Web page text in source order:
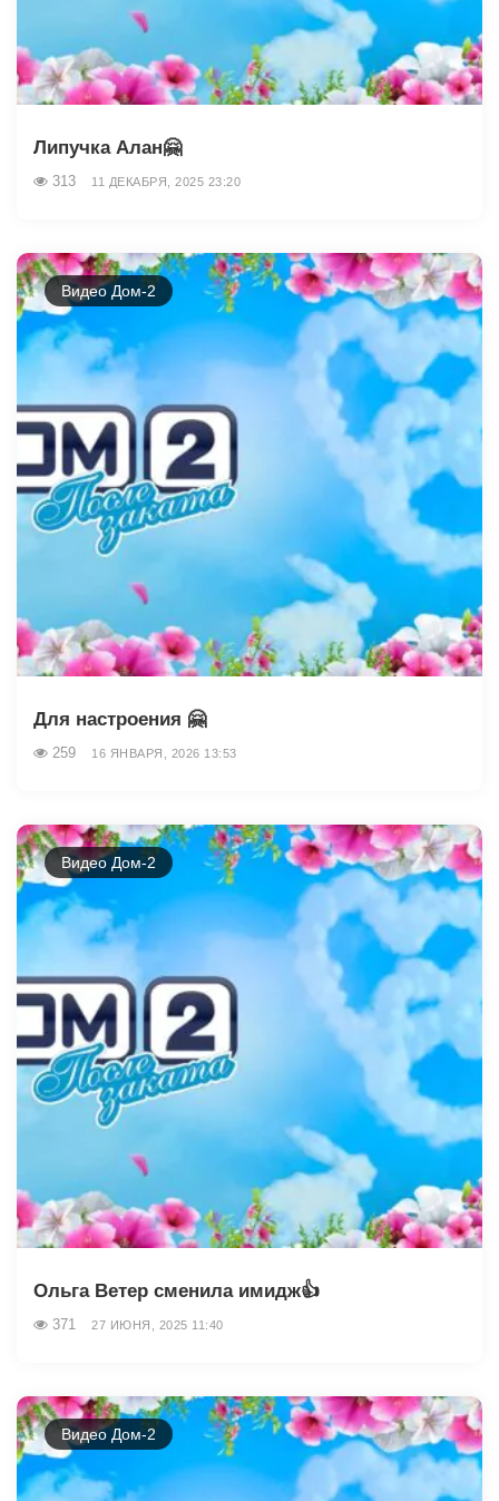
Липучка Алан🤗
313 11 ДЕКАБРЯ, 2025 23:20
Видео Дом-2
Для настроения 🤗
259 16 ЯНВАРЯ, 2026 13:53
Видео Дом-2
Ольга Ветер сменила имидж👍
371 27 ИЮНЯ, 2025 11:40
Видео Дом-2